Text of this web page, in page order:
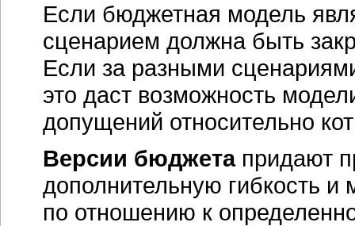
Если бюджетная модель
сценарием должна быть
Если за разными
это даст возможность
допущений относительно
Версии бюджетапридают
дополнительную гибкость и
по отношению к